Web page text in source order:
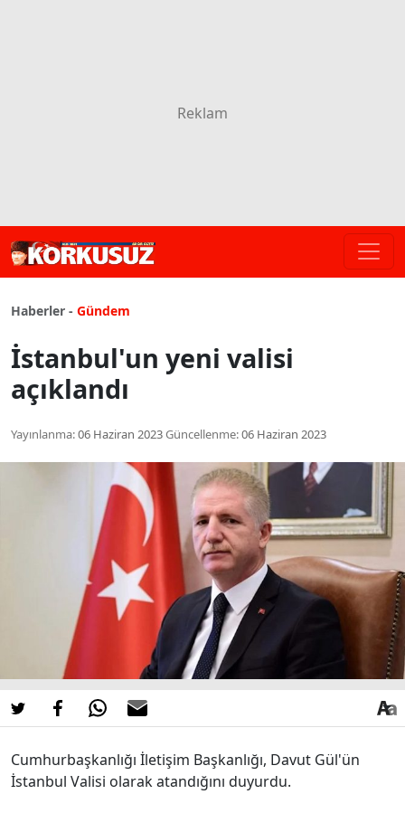
Haberler - Gündem
İstanbul'un yeni valisi
açıklandı
Yayınlanma:06 Haziran 2023Güncellenme:06 Haziran 2023
Cumhurbaşkanlığı İletişim Başkanlığı, Davut Gül'ün
İstanbul Valisi olarak atandığını duyurdu.